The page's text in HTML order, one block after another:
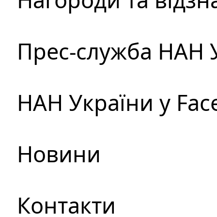
Прес-служба НАН
НАН України у
Новини
Контакти